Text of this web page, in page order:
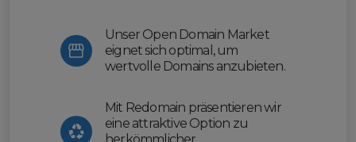
Unser Open Domain Market
eignet sich optimal, um
wertvolle Domains anzubieten.
Mit Redomain präsentieren wir
eine attraktive Option zu